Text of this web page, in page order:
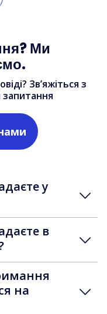
Ми
Зв’яжіться з
у
в
на